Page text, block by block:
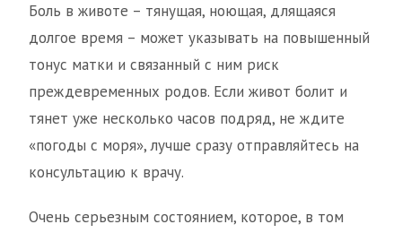
Боль в животе – тянущая, ноющая, длящаяся
долгое время – может указывать на повышенный
тонус матки и связанный с ним риск
преждевременных родов. Если живот болит и
тянет уже несколько часов подряд, не ждите
«погоды с моря», лучше сразу отправляйтесь на
консультацию к врачу.
Очень серьезным состоянием, которое, в том